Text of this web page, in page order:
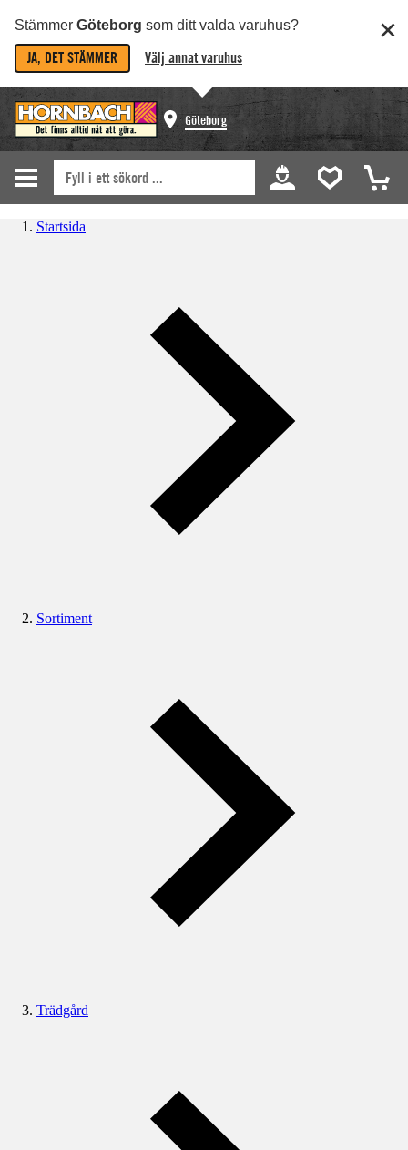
Stämmer Göteborg som ditt valda varuhus?
JA, DET STÄMMER Välj annat varuhus
Göteborg
Startsida
Sortiment
Trädgård